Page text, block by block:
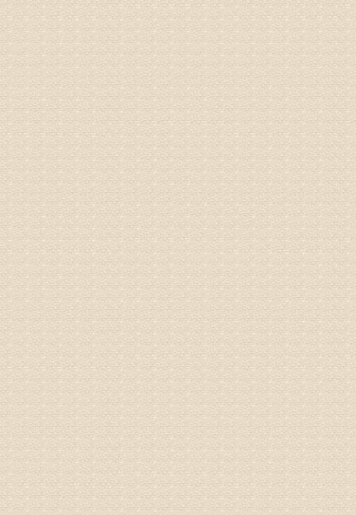
梁断裂
专家回
孙主任
姓名：
病情描
专家回
建议带
姓名
病情描
专家回
治疗方
理疗、
姓名：
病情描
气，一
专家回
来诊请
姓名
专家回
的放射